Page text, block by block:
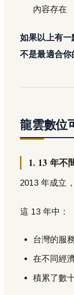
內容存在
如果以上有
不是最適合你
龍雲數位
1. 13 年不
2013 年成立
這 13 年中：
台灣的服
在不同經
積累了數